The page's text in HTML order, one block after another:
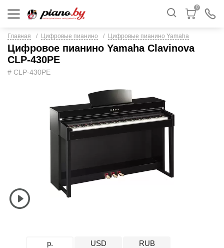
0
Главная Цифровые пианино Цифровые пианино Yamaha
Цифровое пианино Yamaha Clavinova
CLP-430PE
# CLP-430PE
р. USD RUB